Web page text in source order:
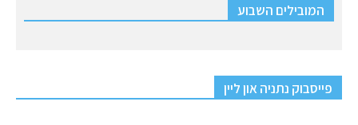
המובילים השבוע
פייסבוק נתניה און ליין